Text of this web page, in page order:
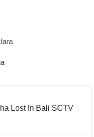
Lost In Bali SCTV